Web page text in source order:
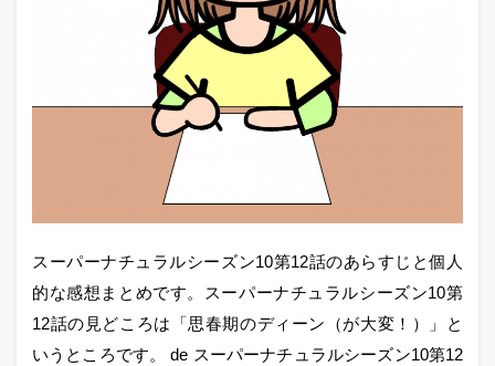
スーパーナチュラルシーズン10第12話のあらすじと個人
的な感想まとめです。スーパーナチュラルシーズン10第
12話の見どころは「思春期のディーン（が大変！）」と
いうところです。 de スーパーナチュラルシーズン10第12